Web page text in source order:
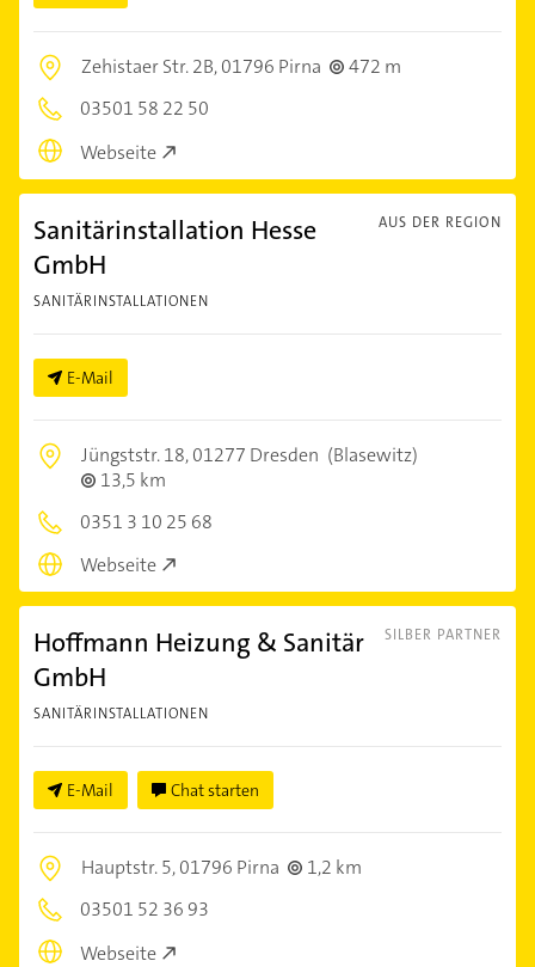
Zehistaer Str. 2B,01796 Pirna
472 m
03501 58 22 50
Webseite
AUS DER REGION
Sanitärinstallation Hesse
GmbH
SANITÄRINSTALLATIONEN
E-Mail
Jüngststr. 18,01277 Dresden (Blasewitz)
13,5 km
0351 3 10 25 68
Webseite
SILBER PARTNER
Hoffmann Heizung & Sanitär
GmbH
SANITÄRINSTALLATIONEN
E-Mail Chat starten
Hauptstr. 5,01796 Pirna
1,2 km
03501 52 36 93
Webseite